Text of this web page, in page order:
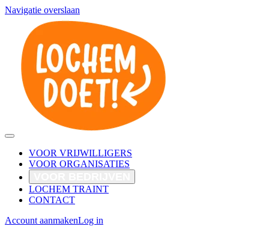
Navigatie overslaan
VOOR VRIJWILLIGERS
VOOR ORGANISATIES
LOCHEM TRAINT
CONTACT
Account aanmakenLog in